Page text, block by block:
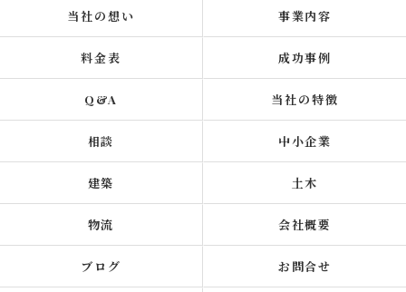
当社の想い 事業内容
料金表 成功事例
Q&A 当社の特徴
相談 中小企業
建築 土木
物流 会社概要
ブログ お問合せ